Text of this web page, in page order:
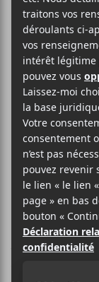
La
du
Montréal
vedette